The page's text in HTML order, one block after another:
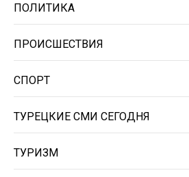
ПОЛИТИКА
ПРОИСШЕСТВИЯ
СПОРТ
ТУРЕЦКИЕ СМИ СЕГОДНЯ
ТУРИЗМ